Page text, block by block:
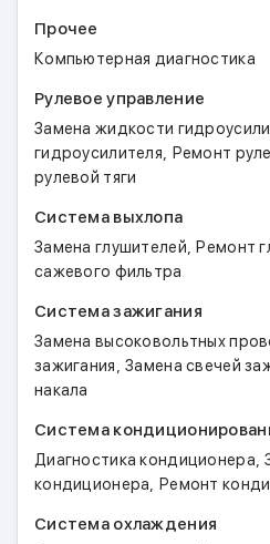
Прочее
Компьютерная диагностика
Рулевое управление
Замена жидкости
гидроусилителя, Ремонт
рулевой тяги
Система выхлопа
Замена глушителей,Ремонт
сажевого фильтра
Система зажигания
Замена высоковольтных
зажигания,Замена свечей
накала
Система
Диагностика кондиционера,
кондиционера, Ремонт
Система охлаждения